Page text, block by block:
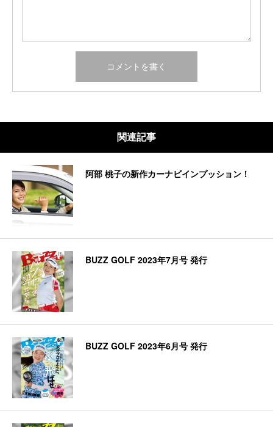
関連記事
阿部 桃子の新作カーナビインプッション！
BUZZ GOLF 2023年7月号 発行
BUZZ GOLF 2023年6月号 発行